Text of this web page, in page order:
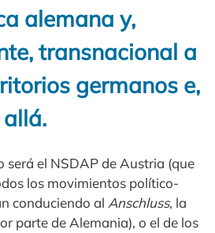
alemana y,
transnacional a
germanos e,
será el NSDAP de Austria (que
los movimientos político-
conduciendo al Anschluss, la
parte de Alemania), o el de los